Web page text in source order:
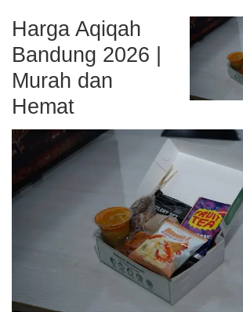
Harga Aqiqah
Bandung 2026 |
Murah dan
Hemat